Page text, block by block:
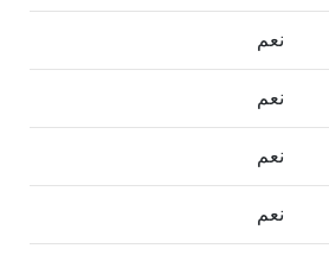
نعم
نعم
نعم
نعم